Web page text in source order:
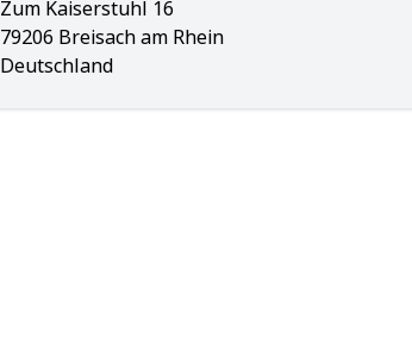
Zum Kaiserstuhl 16
79206 Breisach am Rhein
Deutschland